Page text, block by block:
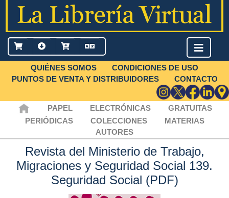
QUIÉNES SOMOS
CONDICIONES DE USO
PUNTOS DE VENTA Y DISTRIBUIDORES
CONTACTO
PAPEL ELECTRÓNICAS
GRATUITAS
PERIÓDICAS
COLECCIONES
MATERIAS
AUTORES
Revista del Ministerio de Trabajo,
Migraciones y Seguridad Social 139.
Seguridad Social (PDF)